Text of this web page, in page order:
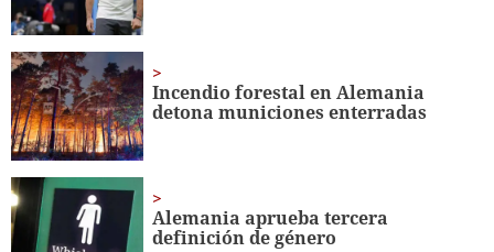
Incendio forestal en Alemania
detona municiones enterradas
Alemania aprueba tercera
definición de género